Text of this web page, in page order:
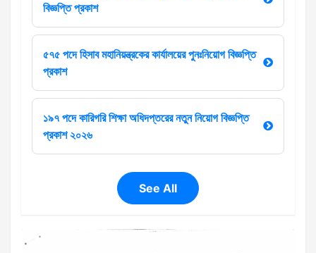
বিজ্ঞপ্তি প্রকাশ
৫৭৫ পদে হিসাব মহানিয়ন্ত্রকের কার্যালয়ের পুনঃনিয়োগ বিজ্ঞপ্তি
প্রকাশ
১৯৭ পদে কারিগরি শিক্ষা অধিদপ্তরের নতুন নিয়োগ বিজ্ঞপ্তি
প্রকাশ ২০২৬
See All